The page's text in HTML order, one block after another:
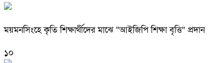
ময়মনসিংহে কৃতি শিক্ষার্থীদের মাঝে “আইজিপি শিক্ষা বৃত্তি” প্রদান
১০